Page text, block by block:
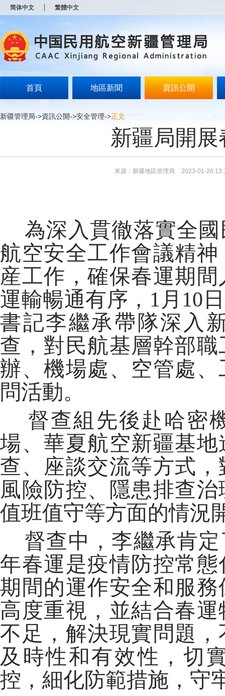
简体中文 繁體中文
首頁 地區新聞 資訊公開
新疆管理局->資訊公開->安全管理->正文
新疆局開
來源：新疆地區管理局 2023-01-20
為深入貫徹落實全國
航空安全工作會議精
産工作，確保春運期
運輸暢通有序，1月10
書記李繼承帶隊深入
查，對民航基層幹部
辦、機場處、空管處
問活動。
督查組先後赴哈密
場、華夏航空新疆基
查、座談交流等方式
風險防控、隱患排查
值班值守等方面的情況
督查中，李繼承肯定
年春運是疫情防控常
期間的運作安全和服
高度重視，並結合春
不足，解決現實問題
及時性和有效性，切
控，細化防範措施，守
开
无
障
说
按
Alt
键